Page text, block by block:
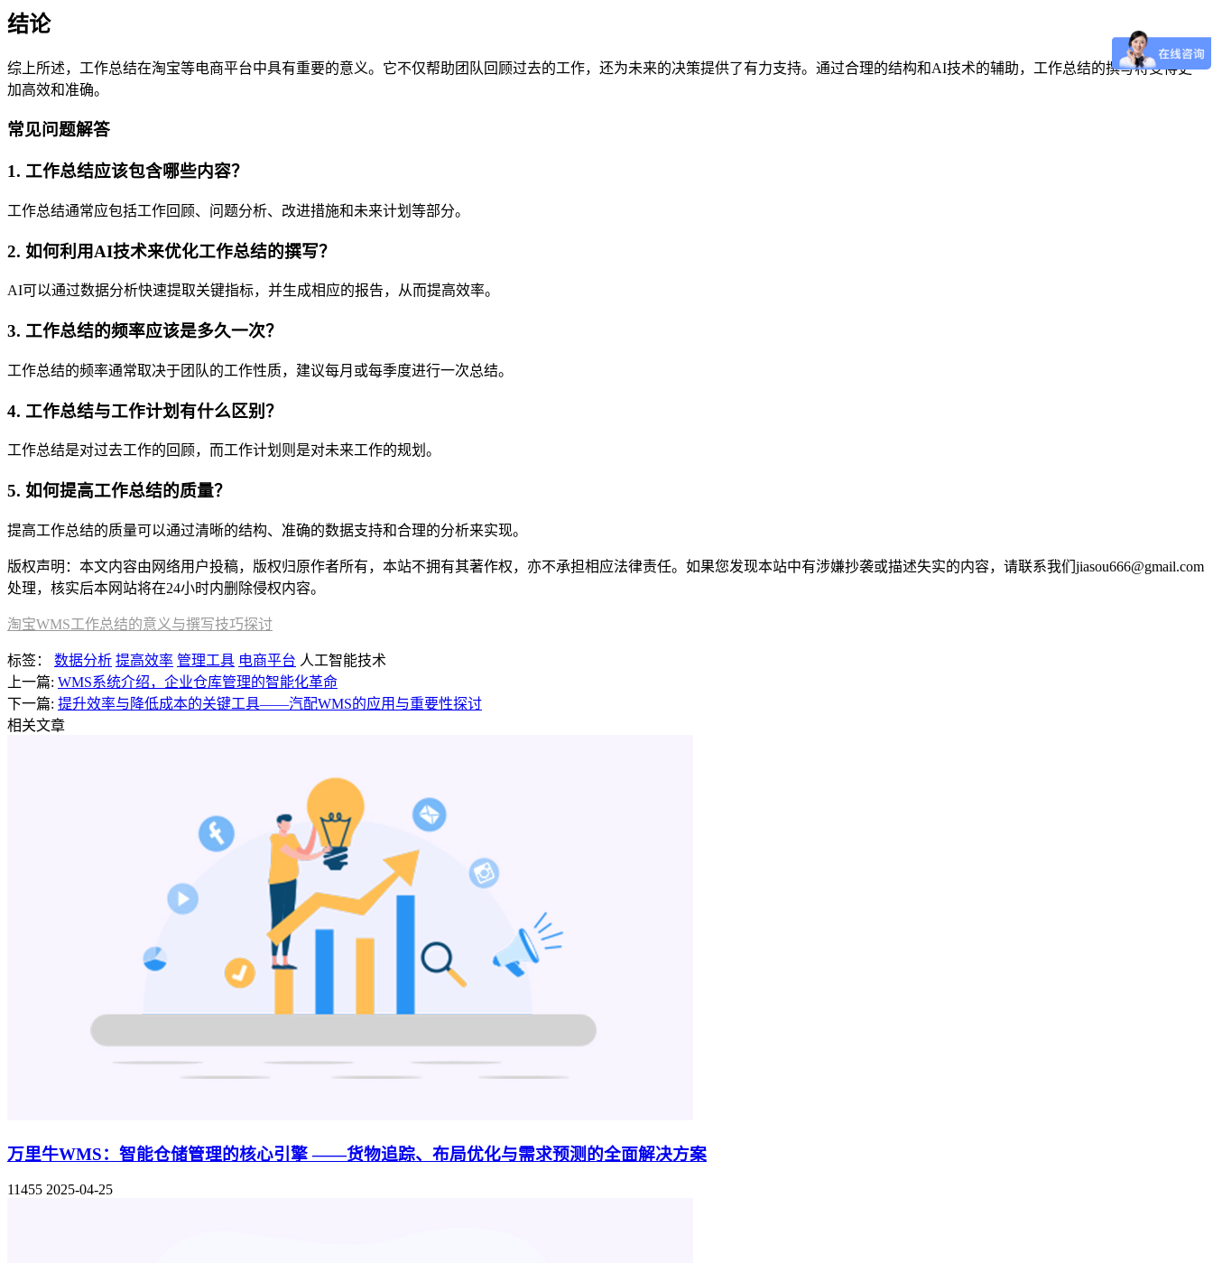
结论
综上所述，工作总结在淘宝等电商平台中具有重要的意义。它不仅帮助团队回顾过去的工作，还为未来的决策提供了有力支持。通过合理的结构和AI技术的辅助，工作总结的撰写将变得更
加高效和准确。
常见问题解答
1. 工作总结应该包含哪些内容？
工作总结通常应包括工作回顾、问题分析、改进措施和未来计划等部分。
2. 如何利用AI技术来优化工作总结的撰写？
AI可以通过数据分析快速提取关键指标，并生成相应的报告，从而提高效率。
3. 工作总结的频率应该是多久一次？
工作总结的频率通常取决于团队的工作性质，建议每月或每季度进行一次总结。
4. 工作总结与工作计划有什么区别？
工作总结是对过去工作的回顾，而工作计划则是对未来工作的规划。
5. 如何提高工作总结的质量？
提高工作总结的质量可以通过清晰的结构、准确的数据支持和合理的分析来实现。
版权声明：本文内容由网络用户投稿，版权归原作者所有，本站不拥有其著作权，亦不承担相应法律责任。如果您发现本站中有涉嫌抄袭或描述失实的内容，请联系我们jiasou666@gmail.com
处理，核实后本网站将在24小时内删除侵权内容。
淘宝WMS工作总结的意义与撰写技巧探讨
标签： 数据分析 提高效率 管理工具 电商平台 人工智能技术
上一篇: WMS系统介绍，企业仓库管理的智能化革命
下一篇: 提升效率与降低成本的关键工具——汽配WMS的应用与重要性探讨
相关文章
万里牛WMS：智能仓储管理的核心引擎 ——货物追踪、布局优化与需求预测的全面解决方案
11455 2025-04-25